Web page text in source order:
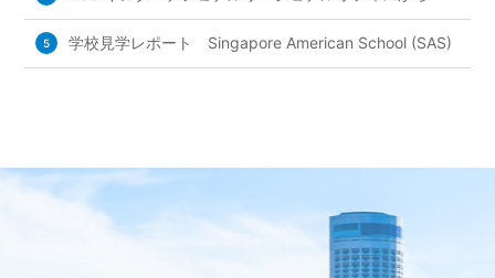
5 学校見学レポート Singapore American School (SAS)